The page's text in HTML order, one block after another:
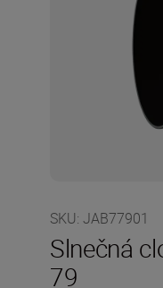
SKU: JAB77901
Slnečná
79